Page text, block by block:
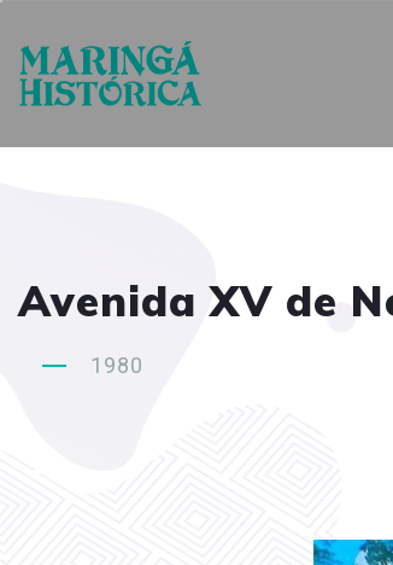
Avenida XV de
1980